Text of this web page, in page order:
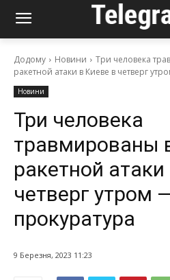
Додому Новини
Три человека
ракетной атаки в Киеве в четверг
Новини
Три человека
травмированы
ракетной
четверг утром
прокуратура
9 Березня, 2023 11:23